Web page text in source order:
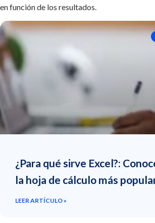
en función de los resultados.
¿Para qué sirve Excel?:
la hoja de cálculo más
LEER ARTÍCULO »